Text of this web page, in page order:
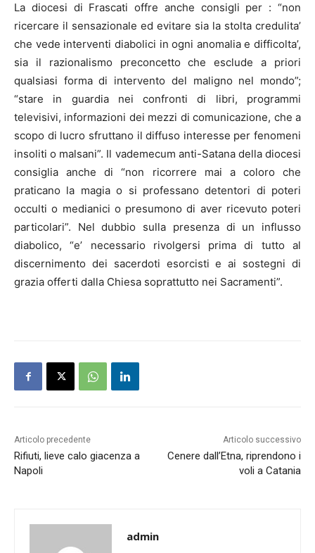
La diocesi di Frascati offre anche consigli per : “non
ricercare il sensazionale ed evitare sia la stolta credulita’
che vede interventi diabolici in ogni anomalia e difficolta’,
sia il razionalismo preconcetto che esclude a priori
qualsiasi forma di intervento del maligno nel mondo”;
“stare in guardia nei confronti di libri, programmi
televisivi, informazioni dei mezzi di comunicazione, che a
scopo di lucro sfruttano il diffuso interesse per fenomeni
insoliti o malsani”. Il vademecum anti-Satana della diocesi
consiglia anche di “non ricorrere mai a coloro che
praticano la magia o si professano detentori di poteri
occulti o medianici o presumono di aver ricevuto poteri
particolari”. Nel dubbio sulla presenza di un influsso
diabolico, “e’ necessario rivolgersi prima di tutto al
discernimento dei sacerdoti esorcisti e ai sostegni di
grazia offerti dalla Chiesa soprattutto nei Sacramenti”.
Articolo precedente
Rifiuti, lieve calo giacenza a
Napoli
Articolo successivo
Cenere dall’Etna, riprendono i
voli a Catania
admin